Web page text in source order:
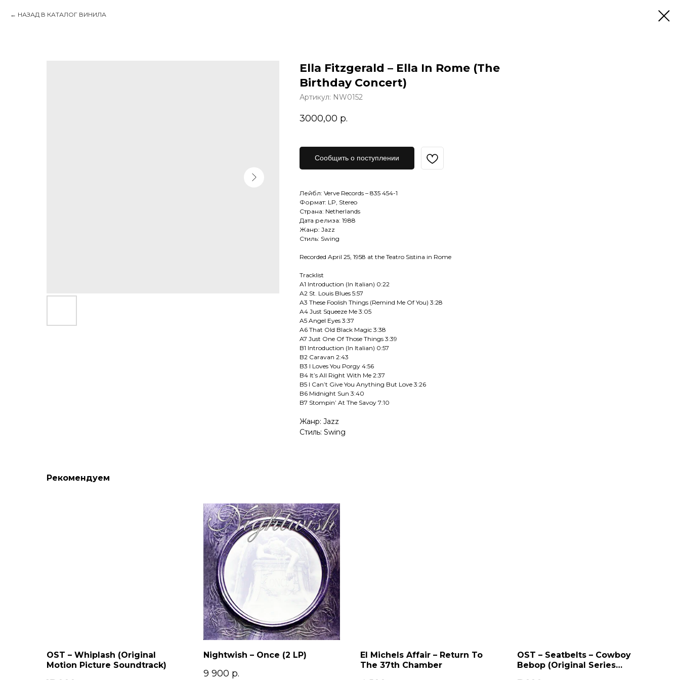
НАЗАД В КАТАЛОГ ВИНИЛА
Ella Fitzgerald – Ella In Rome (The
Birthday Concert)
Артикул: NW0152
3000,00 р.
Сообщить о поступлении
Лейбл: Verve Records – 835 454-1
Формат: LP, Stereo
Страна: Netherlands
Дата релиза: 1988
Жанр: Jazz
Стиль: Swing
Recorded April 25, 1958 at the Teatro Sistina in Rome
Tracklist
A1 Introduction (In Italian) 0:22
A2 St. Louis Blues 5:57
A3 These Foolish Things (Remind Me Of You) 3:28
A4 Just Squeeze Me 3:05
A5 Angel Eyes 3:37
A6 That Old Black Magic 3:38
A7 Just One Of Those Things 3:39
B1 Introduction (In Italian) 0:57
B2 Caravan 2:43
B3 I Loves You Porgy 4:56
B4 It’s All Right With Me 2:37
B5 I Can’t Give You Anything But Love 3:26
B6 Midnight Sun 3:40
B7 Stompin’ At The Savoy 7:10
Жанр: Jazz
Стиль: Swing
Рекомендуем
OST – Whiplash (Original
Motion Picture Soundtrack)
Nightwish – Once (2 LP)
9 900 р.
El Michels Affair – Return To
The 37th Chamber
OST – Seatbelts – Cowboy
Bebop (Original Series